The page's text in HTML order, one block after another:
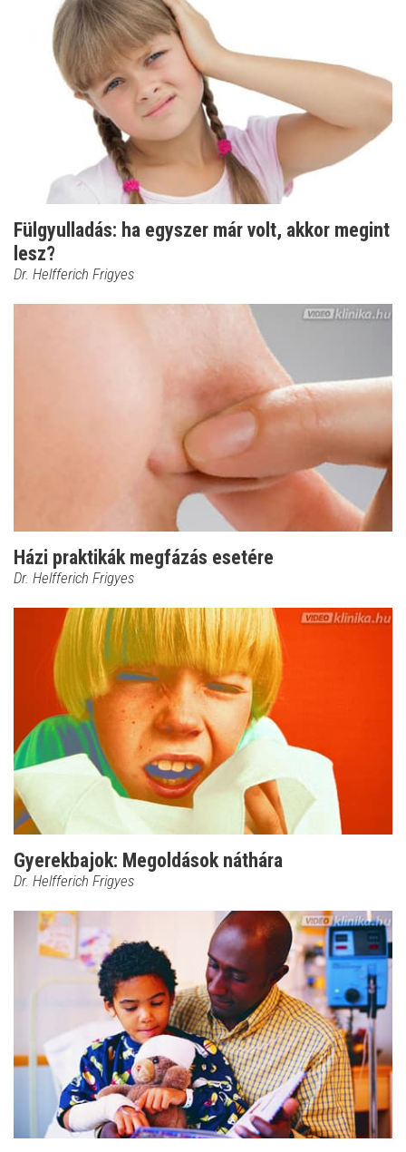
Fülgyulladás: ha egyszer már volt, akkor megint
lesz?
Dr. Helfferich Frigyes
Házi praktikák megfázás esetére
Dr. Helfferich Frigyes
Gyerekbajok: Megoldások náthára
Dr. Helfferich Frigyes